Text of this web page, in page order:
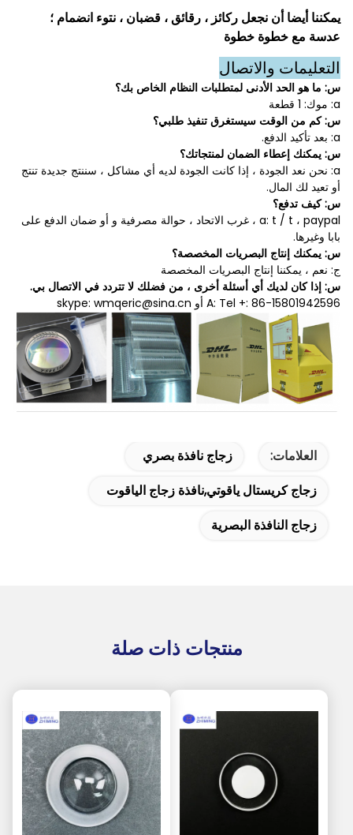
يمكننا أيضا أن نجعل ركائز ، رقائق ، قضبان ، نتوء انضمام ؛
عدسة مع خطوة خطوة
التعليمات والاتصال
س: ما هو الحد الأدنى لمتطلبات النظام الخاص بك؟
a: موك: 1 قطعة
س: كم من الوقت سيستغرق تنفيذ طلبي؟
a: بعد تأكيد الدفع.
س: يمكنك إعطاء الضمان لمنتجاتك؟
a: نحن نعد الجودة ، إذا كانت الجودة لديه أي مشاكل ، سننتج جديدة تنتج
أو تعيد لك المال.
س: كيف تدفع؟
a: t / t ، paypal ، غرب الاتحاد ، حوالة مصرفية و أو ضمان الدفع على
بابا وغيرها.
س: يمكنك إنتاج البصريات المخصصة؟
ج: نعم ، يمكننا إنتاج البصريات المخصصة
س: إذا كان لديك أي أسئلة أخرى ، من فضلك لا تتردد في الاتصال بي.
A: Tel +: 86-15801942596 أو skype: wmqeric@sina.cn
العلامات:
زجاج نافذة بصري
زجاج كريستال ياقوتي,نافذة زجاج الياقوت
زجاج النافذة البصرية
منتجات ذات صلة